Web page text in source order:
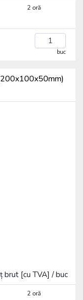
2 oră
buc
brut [cu TVA] / buc
2 oră